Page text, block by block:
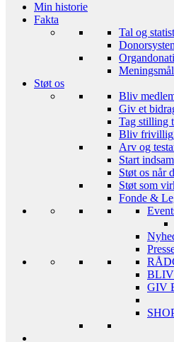
Min historie
Fakta
Tal og
Støt os
Bliv
Giv et
Tag stilling
Bliv frivillig
Arv og
Start
Støt os når
Støt som
Fonde &
GIV